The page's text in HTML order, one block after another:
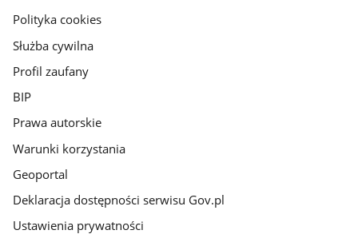
gov.pl
Polityka cookies
Służba cywilna
Profil zaufany
BIP
Prawa autorskie
Warunki korzystania
Geoportal
Deklaracja dostępności serwisu Gov.pl
Ustawienia prywatności